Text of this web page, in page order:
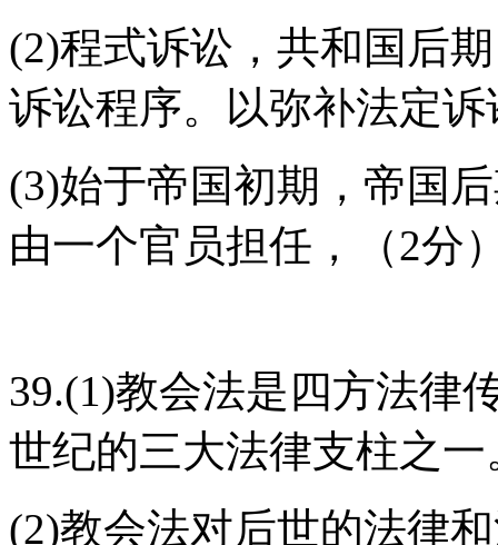
(2)程式诉讼，共和国后
诉讼程序。以弥补法定
(3)始于帝国初期，帝国
由一个官员担任，（2分
39.(1)教会法是四方法律
世纪的三大法律支柱之一
(2)教会法对后世的法律